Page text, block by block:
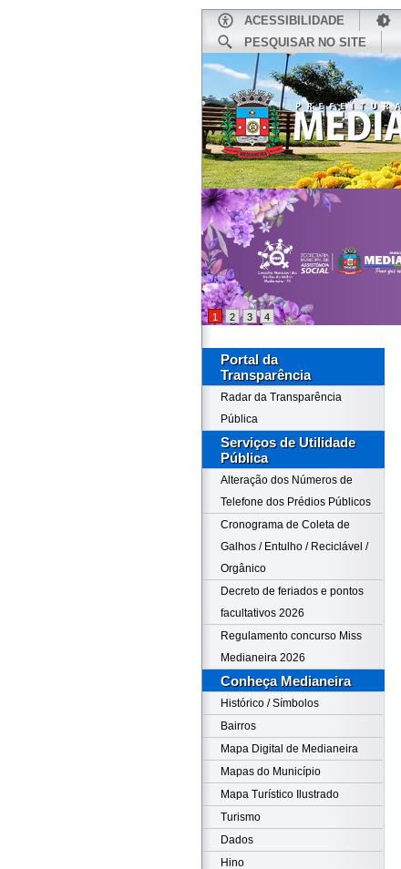
ACESSIBILIDADE
PESQUISAR NO SITE
1 2 3 4
Portal da
Transparência
Radar da Transparência
Pública
Serviços de Utilidade
Pública
Alteração dos Números de
Telefone dos Prédios Públicos
Cronograma de Coleta de
Galhos / Entulho / Reciclável /
Orgânico
Decreto de feriados e pontos
facultativos 2026
Regulamento concurso Miss
Medianeira 2026
Conheça Medianeira
Histórico / Símbolos
Bairros
Mapa Digital de Medianeira
Mapas do Município
Mapa Turístico Ilustrado
Turismo
Dados
Hino